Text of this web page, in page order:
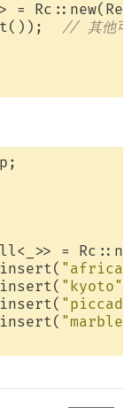
=
// 其他可
=
"africa"
"kyoto"